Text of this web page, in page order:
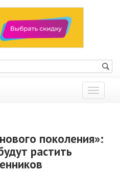
Показать
меню
поколения»:
растить